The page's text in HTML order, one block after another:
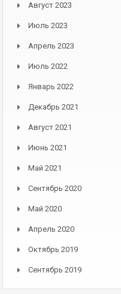
Август 2023
Июль 2023
Апрель 2023
Июль 2022
Январь 2022
Декабрь 2021
Август 2021
Июнь 2021
Май 2021
Сентябрь 2020
Май 2020
Апрель 2020
Октябрь 2019
Сентябрь 2019